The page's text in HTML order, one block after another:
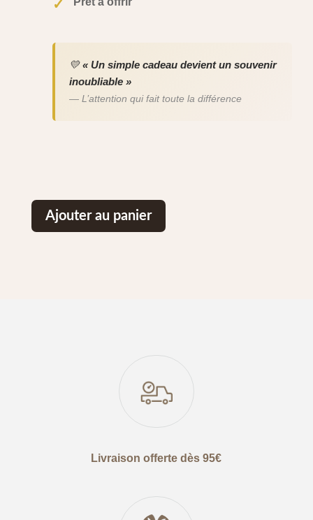
✓
💛« Un simple cadeau devient un souvenir
inoubliable »
— L’attention qui fait toute la différence
Ajouter au panier
Livraison offerte dès 95€